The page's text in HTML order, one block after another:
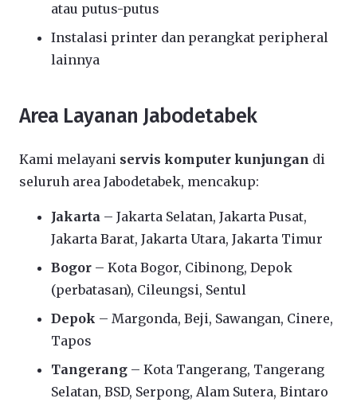
atau putus-putus
Instalasi printer dan perangkat peripheral
lainnya
Area Layanan Jabodetabek
Kami melayani servis komputer kunjungan di
seluruh area Jabodetabek, mencakup:
Jakarta – Jakarta Selatan, Jakarta Pusat,
Jakarta Barat, Jakarta Utara, Jakarta Timur
Bogor – Kota Bogor, Cibinong, Depok
(perbatasan), Cileungsi, Sentul
Depok – Margonda, Beji, Sawangan, Cinere,
Tapos
Tangerang – Kota Tangerang, Tangerang
Selatan, BSD, Serpong, Alam Sutera, Bintaro